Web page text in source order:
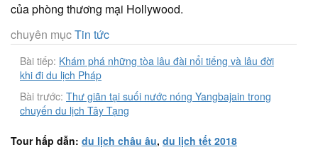
của phòng thương mại Hollywood.
chuyên mụcTin tức
Bài tiếp: Khám phá những tòa lâu đài nổi tiếng và lâu đời
khi đi du lịch Pháp
Bài trước: Thư giãn tại suối nước nóng Yangbajain trong
chuyến du lịch Tây Tạng
Tour hấp dẫn: du lịch châu âu, du lịch tết 2018